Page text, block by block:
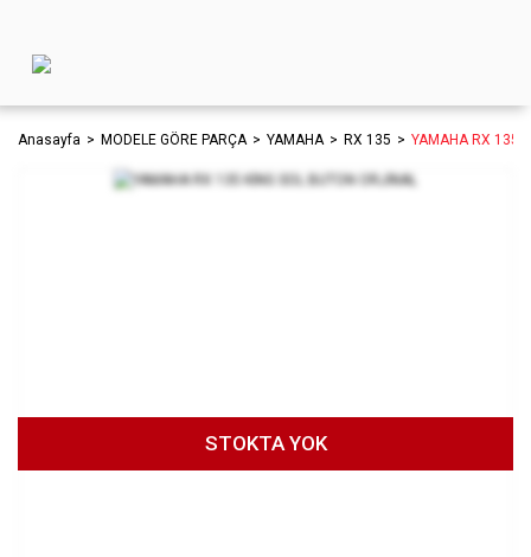
Anasayfa MODELE GÖRE PARÇA YAMAHA RX 135 YAMAHA RX 135
STOKTA YOK